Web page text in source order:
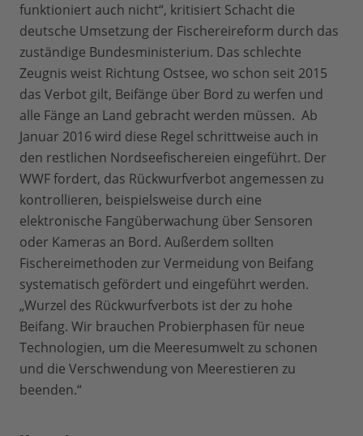
funktioniert auch nicht“, kritisiert Schacht die
deutsche Umsetzung der Fischereireform durch das
zuständige Bundesministerium. Das schlechte
Zeugnis weist Richtung Ostsee, wo schon seit 2015
das Verbot gilt, Beifänge über Bord zu werfen und
alle Fänge an Land gebracht werden müssen. Ab
Januar 2016 wird diese Regel schrittweise auch in
den restlichen Nordseefischereien eingeführt. Der
WWF fordert, das Rückwurfverbot angemessen zu
kontrollieren, beispielsweise durch eine
elektronische Fangüberwachung über Sensoren
oder Kameras an Bord. Außerdem sollten
Fischereimethoden zur Vermeidung von Beifang
systematisch gefördert und eingeführt werden.
„Wurzel des Rückwurfverbots ist der zu hohe
Beifang. Wir brauchen Probierphasen für neue
Technologien, um die Meeresumwelt zu schonen
und die Verschwendung von Meerestieren zu
beenden.“